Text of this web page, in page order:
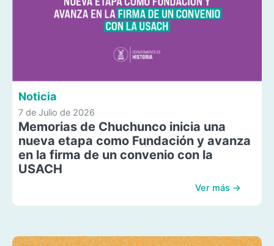
Noticia
7 de Julio de 2026
Memorias de Chuchunco inicia una
nueva etapa como Fundación y avanza
en la firma de un convenio con la
USACH
Ver más →